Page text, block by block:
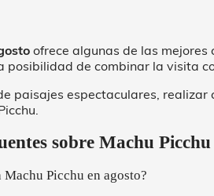
ofrece algunas de las
posibilidad de combinar la visita
paisajes espectaculares,
sobre Machu
Machu Picchu en agosto?